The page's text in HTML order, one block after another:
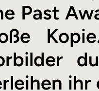
Past
ihr